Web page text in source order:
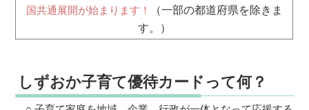
国共通展開が始まります！
（一部の都道府県を除きま
す。）
しずおか子育て優待カードって何？